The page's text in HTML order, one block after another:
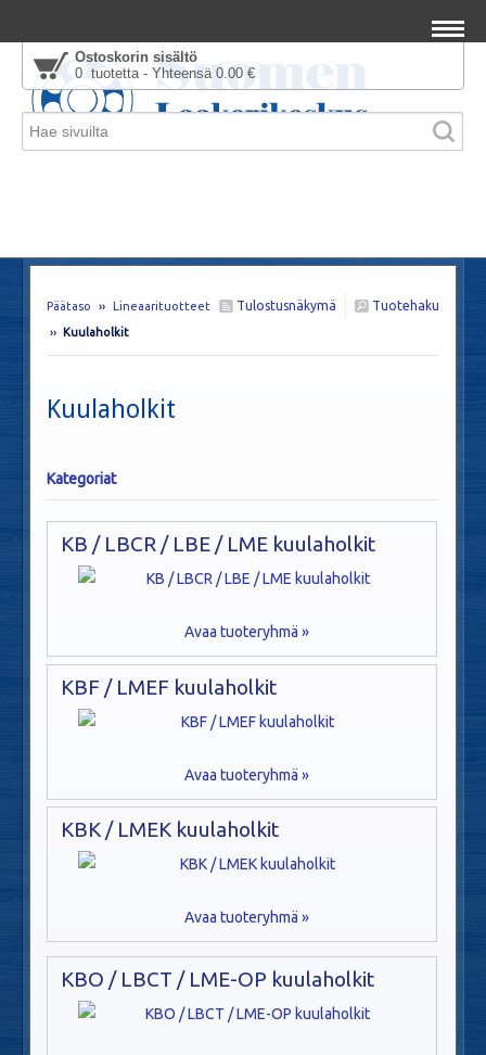
Ostoskorin sisältö
0 tuotetta - Yhteensä 0.00 €
Tuotehaku
Tulostusnäkymä
Päätaso ›› Lineaarituotteet
›› Kuulaholkit
Kuulaholkit
Kategoriat
KB / LBCR / LBE / LME kuulaholkit
Avaa tuoteryhmä »
KBF / LMEF kuulaholkit
Avaa tuoteryhmä »
KBK / LMEK kuulaholkit
Avaa tuoteryhmä »
KBO / LBCT / LME-OP kuulaholkit